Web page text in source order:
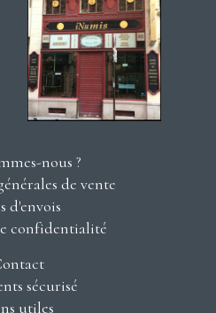
nous ?
de vente
d'envois
confidentialité
sécurisé
utiles